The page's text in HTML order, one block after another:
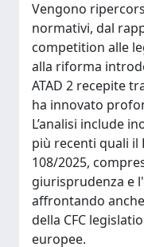
Vengono
normativi, dal
competition alle
alla riforma
ATAD 2 recepite
ha innovato
L’analisi include
più recenti quali il
108/2025,
giurisprudenza e
affrontando
della CFC
europee.